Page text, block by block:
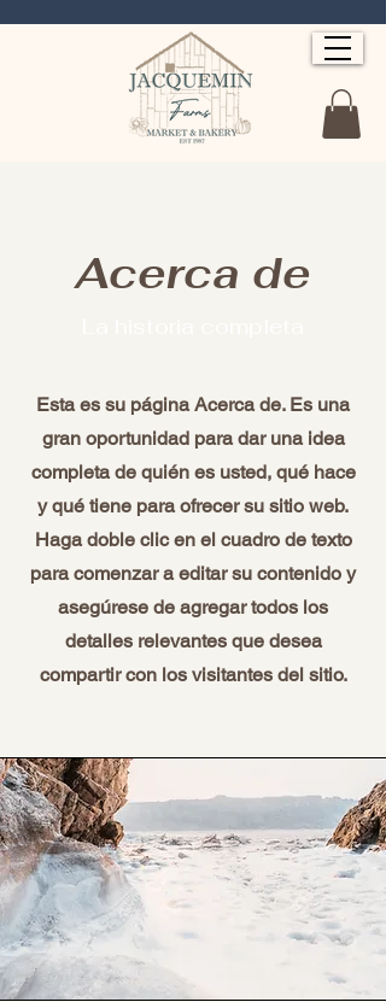
Acerca de
Esta es su página Acerca de. Es una
gran oportunidad para dar una idea
completa de quién es usted, qué hace
y qué tiene para ofrecer su sitio web.
Haga doble clic en el cuadro de texto
para comenzar a editar su contenido y
asegúrese de agregar todos los
detalles relevantes que desea
compartir con los visitantes del sitio.